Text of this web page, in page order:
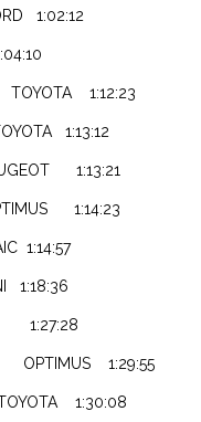
1:02:12
1:12:23
1:13:12
1:13:21
1:14:23
1:14:57
1:18:36
1:29:55
1:30:08